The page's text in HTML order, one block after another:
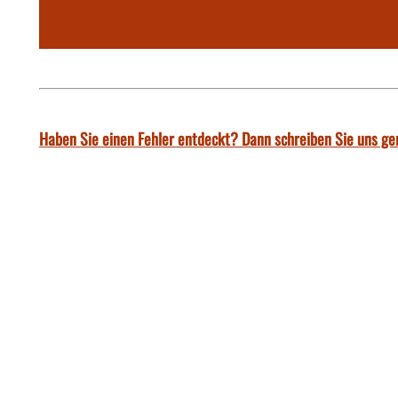
Haben Sie einen Fehler entdeckt? Dann schreiben Sie uns